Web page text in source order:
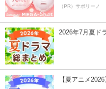
（PR）サボリーノ
2026年7月夏ド
【夏アニメ